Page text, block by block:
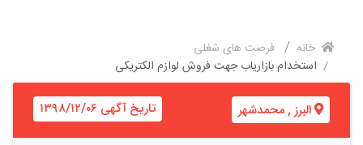
خانه
فرصت های شغلی
استخدام بازاریاب جهت فروش لوازم الکتریکی
البرز,محمدشهر تاریخ آگهی ۱۳۹۸/۱۲/۰۶